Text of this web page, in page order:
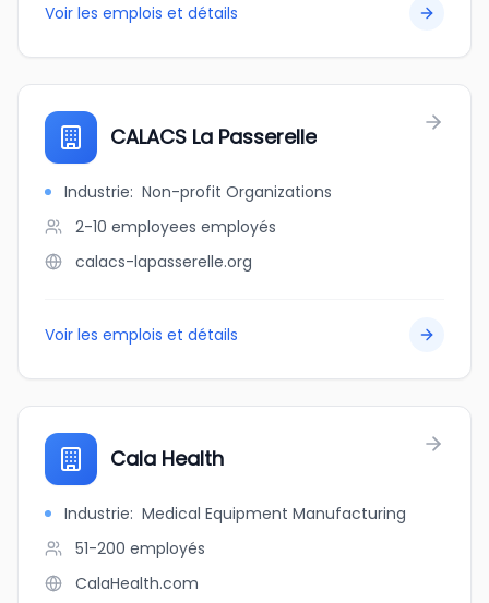
Voir les emplois et détails
CALACS La Passerelle
Industrie: Non-profit Organizations
2-10 employees employés
calacs-lapasserelle.org
Voir les emplois et détails
Cala Health
Industrie: Medical Equipment Manufacturing
51-200 employés
CalaHealth.com